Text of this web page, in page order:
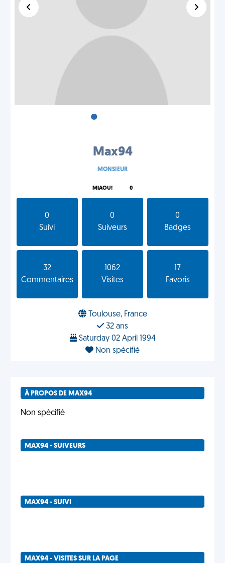
•
Max94
MONSIEUR
MIAOU! 0
0
Suivi
0
Suiveurs
0
Badges
32
Commentaires
1062
Visites
17
Favoris
Toulouse, France
32 ans
Saturday 02 April 1994
Non spécifié
À PROPOS DE MAX94
Non spécifié
MAX94 - SUIVEURS
MAX94 - SUIVI
MAX94 - VISITES SUR LA PAGE